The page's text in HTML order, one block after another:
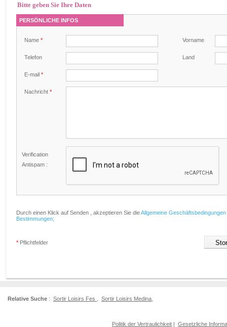
Bitte geben Sie Ihre Daten
PERSÖNLICHE INFOS
Name * Vorname
Telefon Land
E-mail *
Nachricht *
Verification
Antispam :
Durch einen Klick auf Senden , akzeptieren Sie dieAllgemeine Geschäftsbedingungen
Bestimmungen;
* Pflichtfelder
Relative Suche : Sortir Loisirs Fes Sortir Loisirs Medina
Politik der Vertraulichkeit | Gesetzliche